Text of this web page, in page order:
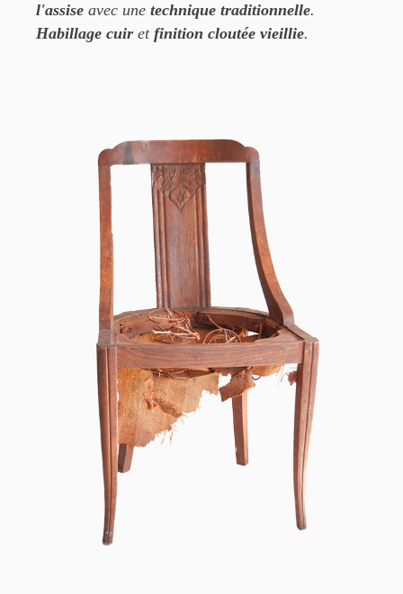
l'assise avec une technique traditionnelle.
Habillage cuir et finition cloutée vieillie.